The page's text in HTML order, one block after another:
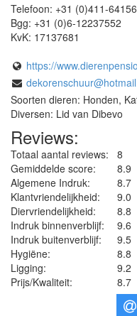
Telefoon: +31 (0)411-
Bgg: +31 (0)6-12237552
KvK: 17137681
https://
Soorten dieren: Honden,
Diversen: Lid van Dibevo
Reviews:
Totaal aantal reviews:
8
Gemiddelde score:
8.9
Algemene Indruk:
8.7
Klantvriendelijkheid:
9.0
Diervriendelijkheid:
8.8
Indruk binnenverblijf:
9.6
Indruk buitenverblijf:
9.5
Hygiëne‎:
8.8
Ligging:
9.2
Prijs/Kwaliteit:
8.7